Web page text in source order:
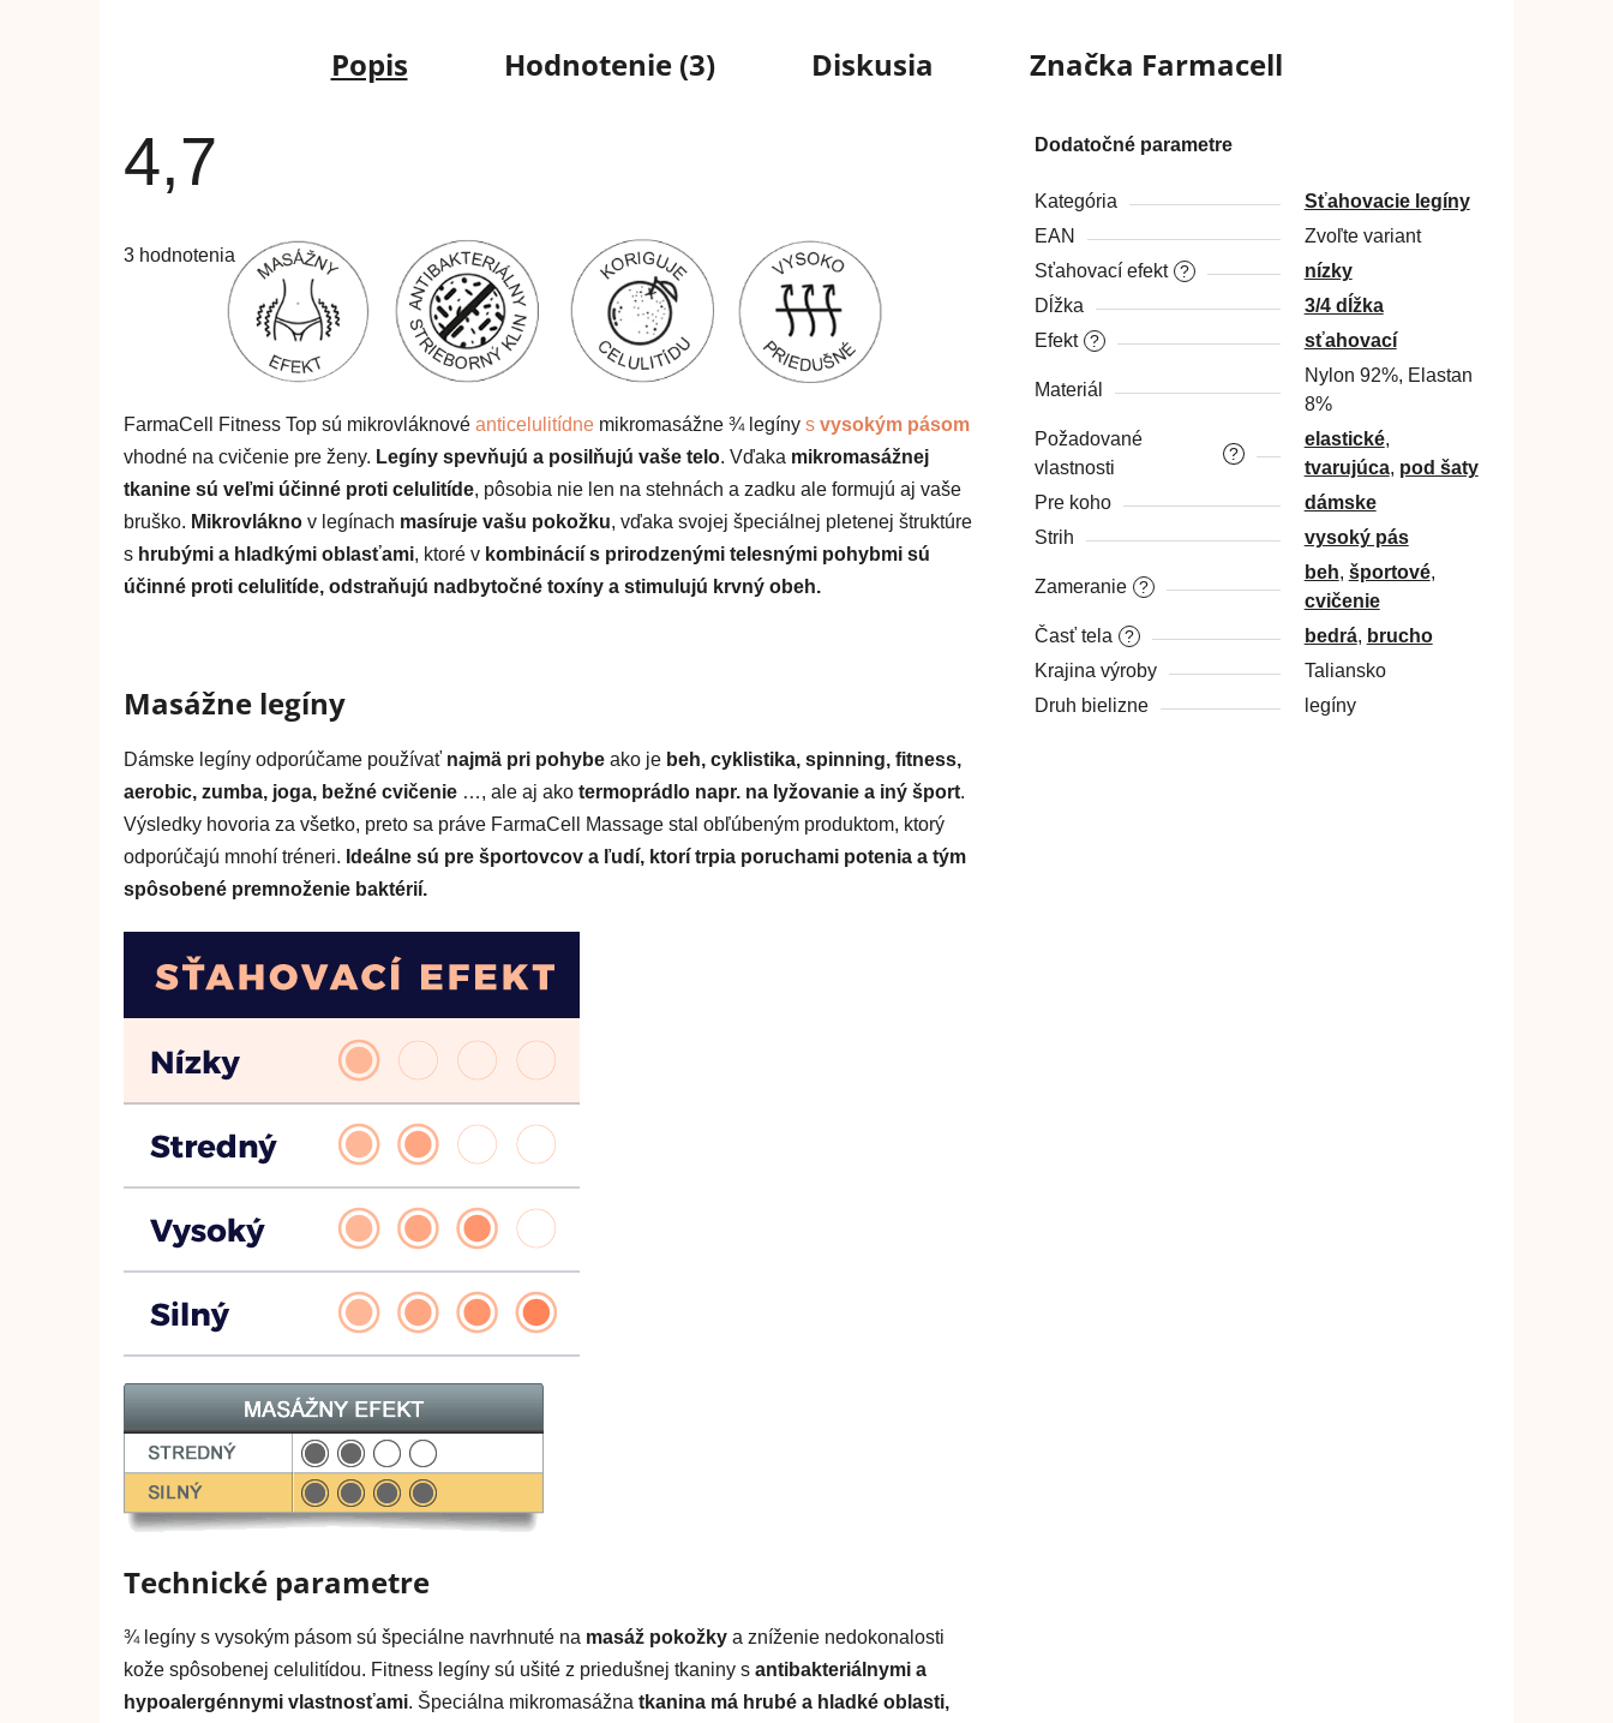
Popis Hodnotenie (3) Diskusia Značka Farmacell
4,7
produktu
3 hodnotenia
FarmaCell Fitness Top sú mikrovláknové anticelulitídne mikromasážne ¾ legíny s vysokým pásom
vhodné na cvičenie pre ženy. Legíny spevňujú a posilňujú vaše telo. Vďaka mikromasážnej
tkanine sú veľmi účinné proti celulitíde, pôsobia nie len na stehnách a zadku ale formujú aj vaše
bruško. Mikrovlákno v legínach masíruje vašu pokožku, vďaka svojej špeciálnej pletenej štruktúre
s hrubými a hladkými oblasťami, ktoré v kombinácií s prirodzenými telesnými pohybmi sú
účinné proti celulitíde, odstraňujú nadbytočné toxíny a stimulujú krvný obeh.
Masážne legíny
Dámske legíny odporúčame používať najmä pri pohybe ako je beh, cyklistika, spinning, fitness,
aerobic, zumba, joga, bežné cvičenie …, ale aj ako termoprádlo napr. na lyžovanie a iný šport.
Výsledky hovoria za všetko, preto sa práve FarmaCell Massage stal obľúbeným produktom, ktorý
odporúčajú mnohí tréneri. Ideálne sú pre športovcov a ľudí, ktorí trpia poruchami potenia a tým
spôsobené premnoženie baktérií.
Technické parametre
¾ legíny s vysokým pásom sú špeciálne navrhnuté na masáž pokožky a zníženie nedokonalosti
kože spôsobenej celulitídou. Fitness legíny sú ušité z priedušnej tkaniny s antibakteriálnymi a
hypoalergénnymi vlastnosťami. Špeciálna mikromasážna tkanina má hrubé a hladké oblasti,
Dodatočné parametre
Kategória
Sťahovacie legíny
EAN
Zvoľte variant
?
Sťahovací efekt
nízky
Dĺžka
3/4 dĺžka
?
Efekt sťahovací
Materiál
Nylon 92%, Elastan
8%
?
Požadované
vlastnosti
elastické,
tvarujúca, pod šaty
Pre koho
dámske
Strih
vysoký pás
?
Zameranie
beh, športové,
cvičenie
?
Časť tela bedrá, brucho
Krajina výroby
Taliansko
Druh bielizne
legíny